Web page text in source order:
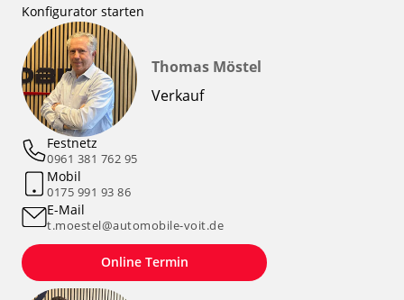
Konfigurator starten
Thomas Möstel
Verkauf
Festnetz
0961 381 762 95
Mobil
0175 991 93 86
E-Mail
t.moestel@automobile-voit.de
Online Termin